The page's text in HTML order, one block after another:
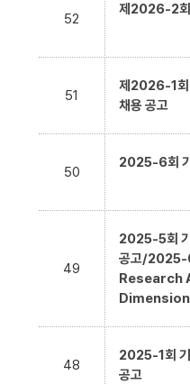
52
제2026-2회
51
제2026-1회
채용 공고
50
2025-6회 기
49
2025-5회 기
공고/
Research
48
2025-1회 기
공고